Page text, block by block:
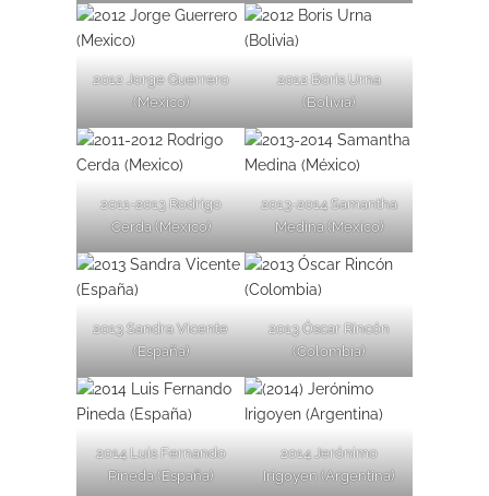
2012 Jorge Guerrero
(Mexico)
2012 Boris Urna
(Bolivia)
2011-2013 Rodrigo
Cerda (Mexico)
2013-2014 Samantha
Medina (Mexico)
2013 Sandra Vicente
(España)
2013 Óscar Rincón
(Colombia)
2014 Luis Fernando
Pineda (España)
2014 Jerónimo
Irigoyen (Argentina)